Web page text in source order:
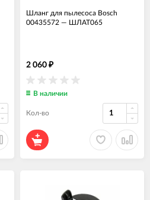
Шланг для пылесоса Bosch
00435572 — ШЛАТ065
2 060 ₽
В наличии
Кол-во